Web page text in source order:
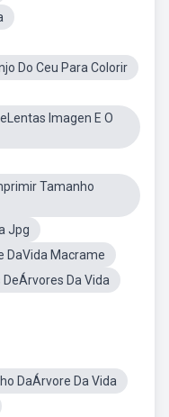
Do Ceu Para Colorir
Imagen E O
Tamanho
Jpg
DaVida Macrame
Da Vida
DaÁrvore Da Vida